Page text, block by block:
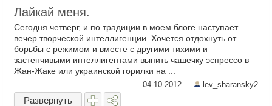
Лайкай меня.
Сегодня четверг, и по традиции в моем блоге наступает
вечер творческой интеллигенции. Хочется отдохнуть от
борьбы с режимом и вместе с другими тихими и
застенчивыми интеллигентами выпить чашечку эспрессо в
Жан-Жаке или украинской горилки на ...
04-10-2012 — lev_sharansky2
Развернуть